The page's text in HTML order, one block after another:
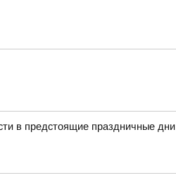
в предстоящие праздничные дни